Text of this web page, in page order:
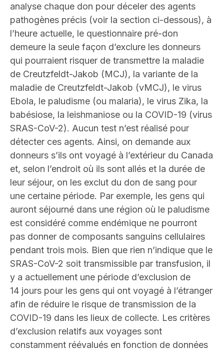
analyse chaque don pour déceler des agents
pathogènes précis (voir la section ci-dessous), à
l’heure actuelle, le questionnaire pré-don
demeure la seule façon d’exclure les donneurs
qui pourraient risquer de transmettre la maladie
de Creutzfeldt-Jakob (MCJ), la variante de la
maladie de Creutzfeldt-Jakob (vMCJ), le virus
Ebola, le paludisme (ou malaria), le virus Zika, la
babésiose, la leishmaniose ou la COVID-19 (virus
SRAS-CoV-2). Aucun test n’est réalisé pour
détecter ces agents. Ainsi, on demande aux
donneurs s’ils ont voyagé à l’extérieur du Canada
et, selon l’endroit où ils sont allés et la durée de
leur séjour, on les exclut du don de sang pour
une certaine période. Par exemple, les gens qui
auront séjourné dans une région où le paludisme
est considéré comme endémique ne pourront
pas donner de composants sanguins cellulaires
pendant trois mois. Bien que rien n’indique que le
SRAS-CoV-2 soit transmissible par transfusion, il
y a actuellement une période d’exclusion de
14 jours pour les gens qui ont voyagé à l’étranger
afin de réduire le risque de transmission de la
COVID-19 dans les lieux de collecte. Les critères
d’exclusion relatifs aux voyages sont
constamment réévalués en fonction de données